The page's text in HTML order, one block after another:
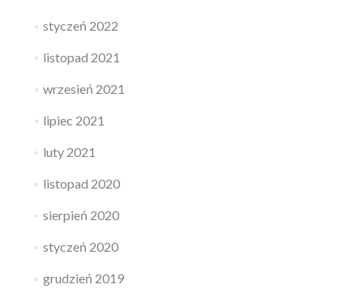
styczeń 2022
listopad 2021
wrzesień 2021
lipiec 2021
luty 2021
listopad 2020
sierpień 2020
styczeń 2020
grudzień 2019